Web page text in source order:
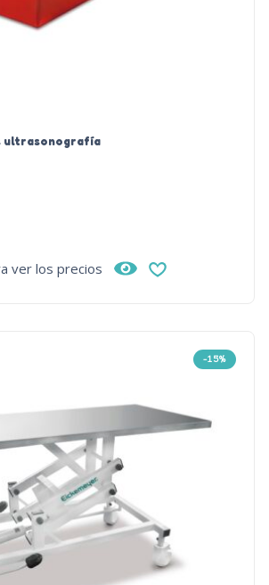
ultrasonografía
ver los precios
-15%